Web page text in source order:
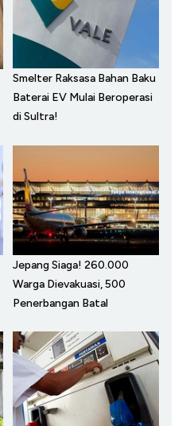
Smelter Raksasa Bahan Baku
Baterai EV Mulai Beroperasi
di Sultra!
Jepang Siaga! 260.000
Warga Dievakuasi, 500
Penerbangan Batal